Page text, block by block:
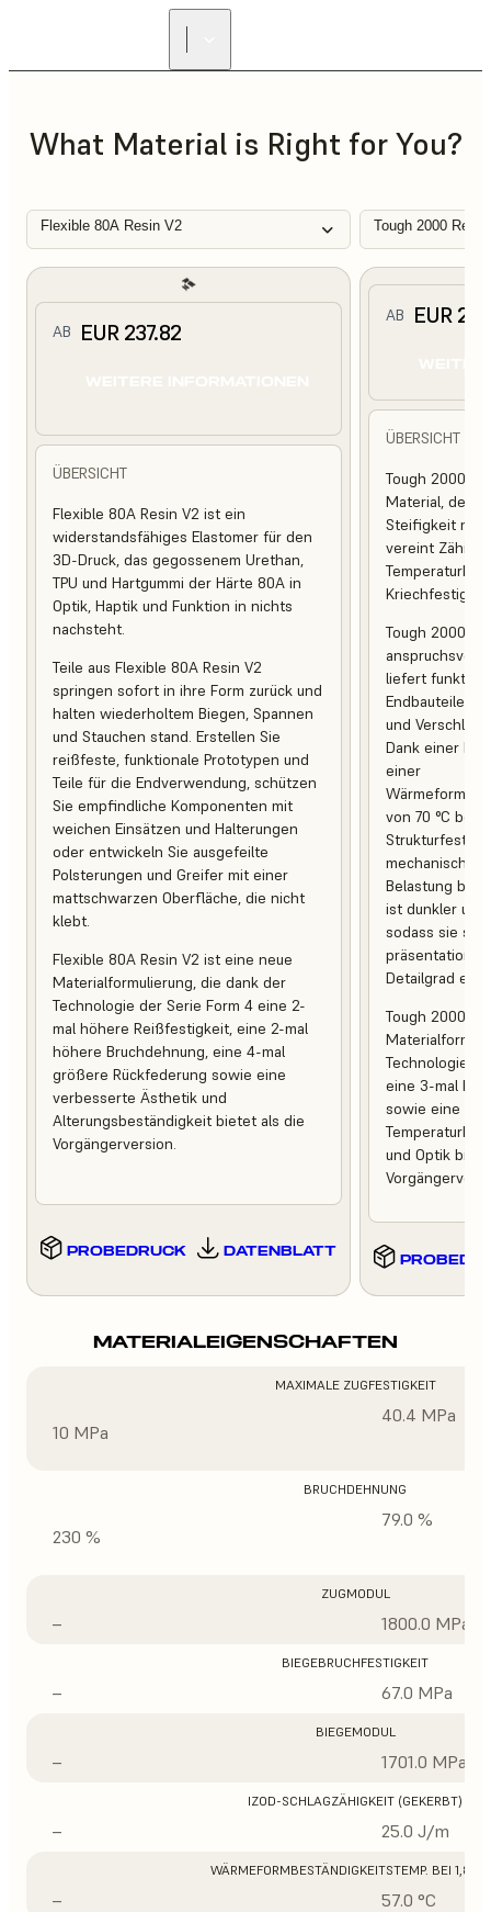
What Material is Right for You?
Flexible 80A Resin V2 Tough 2000
AB EUR 237.82
ÜBERSICHT
Flexible 80A Resin V2 ist ein
widerstandsfähiges Elastomer für den
3D-Druck, das gegossenem Urethan,
TPU und Hartgummi der Härte 80A in
Optik, Haptik und Funktion in nichts
nachsteht.
Teile aus Flexible 80A Resin V2
springen sofort in ihre Form zurück und
halten wiederholtem Biegen, Spannen
und Stauchen stand. Erstellen Sie
reißfeste, funktionale Prototypen und
Teile für die Endverwendung, schützen
Sie empfindliche Komponenten mit
weichen Einsätzen und Halterungen
oder entwickeln Sie ausgefeilte
Polsterungen und Greifer mit einer
mattschwarzen Oberfläche, die nicht
klebt.
Flexible 80A Resin V2 ist eine neue
Materialformulierung, die dank der
Technologie der Serie Form 4 eine 2-
mal höhere Reißfestigkeit, eine 2-mal
höhere Bruchdehnung, eine 4-mal
größere Rückfederung sowie eine
verbesserte Ästhetik und
Alterungsbeständigkeit bietet als die
Vorgängerversion.
PROBEDRUCK DATENBLATT
AB EUR
ÜBERSICHT
Tough 2000
Material,
Steifigkeit mit
vereint
Tough 2000
liefert
Endbauteile,
und
Dank einer
einer
von 70 °C
mechanischer
Belastung bei.
ist dunkler
sodass sie
Detailgrad
Tough 2000
Technologie
eine 3-mal
sowie eine
und Optik
MATERIALEIGENSCHAFTEN
MAXIMALE ZUGFESTIGKEIT
10 MPa
40.4 MPa
BRUCHDEHNUNG
230 %
79.0 %
ZUGMODUL
– 1800.0 MPa
BIEGEBRUCHFESTIGKEIT
– 67.0 MPa
BIEGEMODUL
– 1701.0 MPa
IZOD-SCHLAGZÄHIGKEIT (GEKERBT)
– 25.0 J/m
WÄRMEFORMBESTÄNDIGKEITSTEMP. BEI 1,8
– 57.0 °C